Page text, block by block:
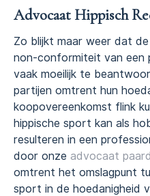
Advocaat Hippisch
Zo blijkt maar weer dat
non-conformiteit van een
vaak moeilijk te
partijen omtrent hun
koopovereenkomst flink
hippische sport kan als
resulteren in een
door onze advocaat
omtrent het omslagpunt
sport in de hoedanigheid